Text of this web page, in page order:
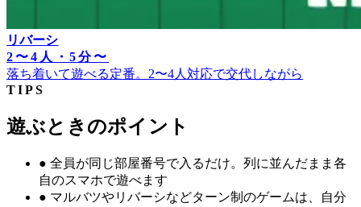
リバーシ
2〜4人・5分〜
落ち着いて遊べる定番。2〜4人対応で交代しながら
TIPS
遊ぶときのポイント
● 全員が同じ部屋番号で入るだけ。列に並んだまま各
自のスマホで遊べます
● マルバツやリバーシなどターン制のゲームは、自分